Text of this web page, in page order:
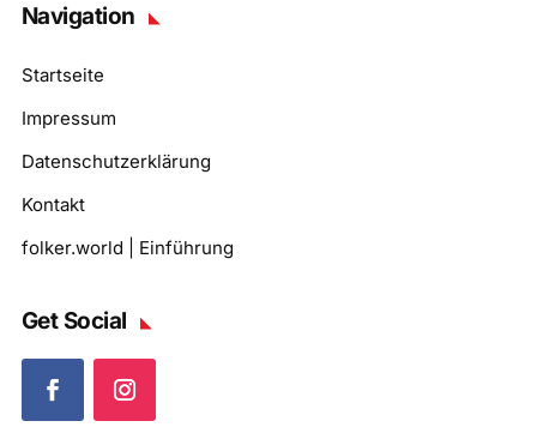
Navigation
Startseite
Impressum
Datenschutzerklärung
Kontakt
folker.world | Einführung
Get Social